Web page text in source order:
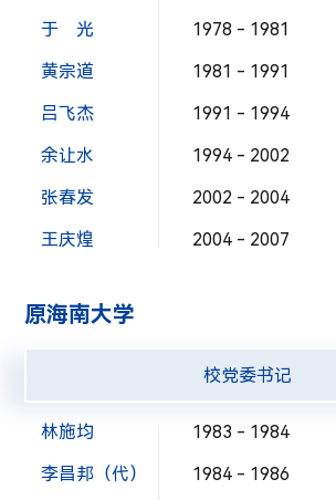
于 光
1978 - 1981
黄宗道
1981 - 1991
吕飞杰
1991 - 1994
余让水
1994 - 2002
张春发
2002 - 2004
王庆煌
2004 - 2007
原海南大学
校党委书记
林施均
1983 - 1984
李昌邦（代）
1984 - 1986